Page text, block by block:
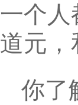
一个
道元，
你了